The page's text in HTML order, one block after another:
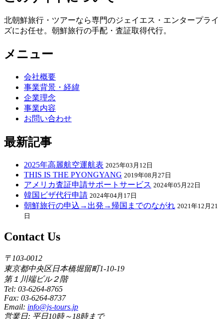
北朝鮮旅行・ツアーなら専門のジェイエス・エンタープライ
ズにお任せ。朝鮮旅行の手配・査証取得代行。
メニュー
会社概要
事業背景・経緯
企業理念
事業内容
お問い合わせ
最新記事
2025年高麗航空運航表 2025年03月12日
THIS IS THE PYONGYANG 2019年08月27日
アメリカ査証申請サポートサービス 2024年05月22日
韓国ビザ代行申請 2024年04月17日
朝鮮旅行の申込→出発→帰国までのながれ 2021年12月21
日
Contact Us
〒103-0012
東京都中央区日本橋堀留町1-10-19
第１川端ビル２階
Tel: 03-6264-8765
Fax: 03-6264-8737
Email: info@js-tours.jp
営業日: 平日10時～18時まで